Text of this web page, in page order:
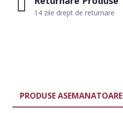
14 zile drept de returnare
PRODUSE ASEMANATOARE